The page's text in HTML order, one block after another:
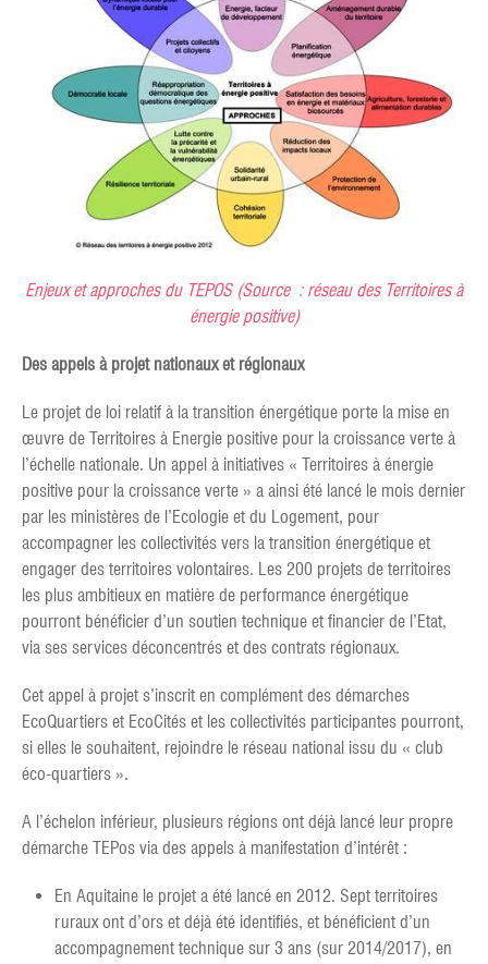
Enjeux et approches du TEPOS (Source : réseau des Territoires à
énergie positive)
Des appels à projet nationaux et régionaux
Le projet de loi relatif à la transition énergétique porte la mise en
œuvre de Territoires à Energie positive pour la croissance verte à
l’échelle nationale. Un appel à initiatives « Territoires à énergie
positive pour la croissance verte » a ainsi été lancé le mois dernier
par les ministères de l’Ecologie et du Logement, pour
accompagner les collectivités vers la transition énergétique et
engager des territoires volontaires. Les 200 projets de territoires
les plus ambitieux en matière de performance énergétique
pourront bénéficier d’un soutien technique et financier de l’Etat,
via ses services déconcentrés et des contrats régionaux.
Cet appel à projet s’inscrit en complément des démarches
EcoQuartiers et EcoCités et les collectivités participantes pourront,
si elles le souhaitent, rejoindre le réseau national issu du « club
éco-quartiers ».
A l’échelon inférieur, plusieurs régions ont déjà lancé leur propre
démarche TEPos via des appels à manifestation d’intérêt :
En Aquitaine le projet a été lancé en 2012. Sept territoires
ruraux ont d’ors et déjà été identifiés, et bénéficient d’un
accompagnement technique sur 3 ans (sur 2014/2017), en